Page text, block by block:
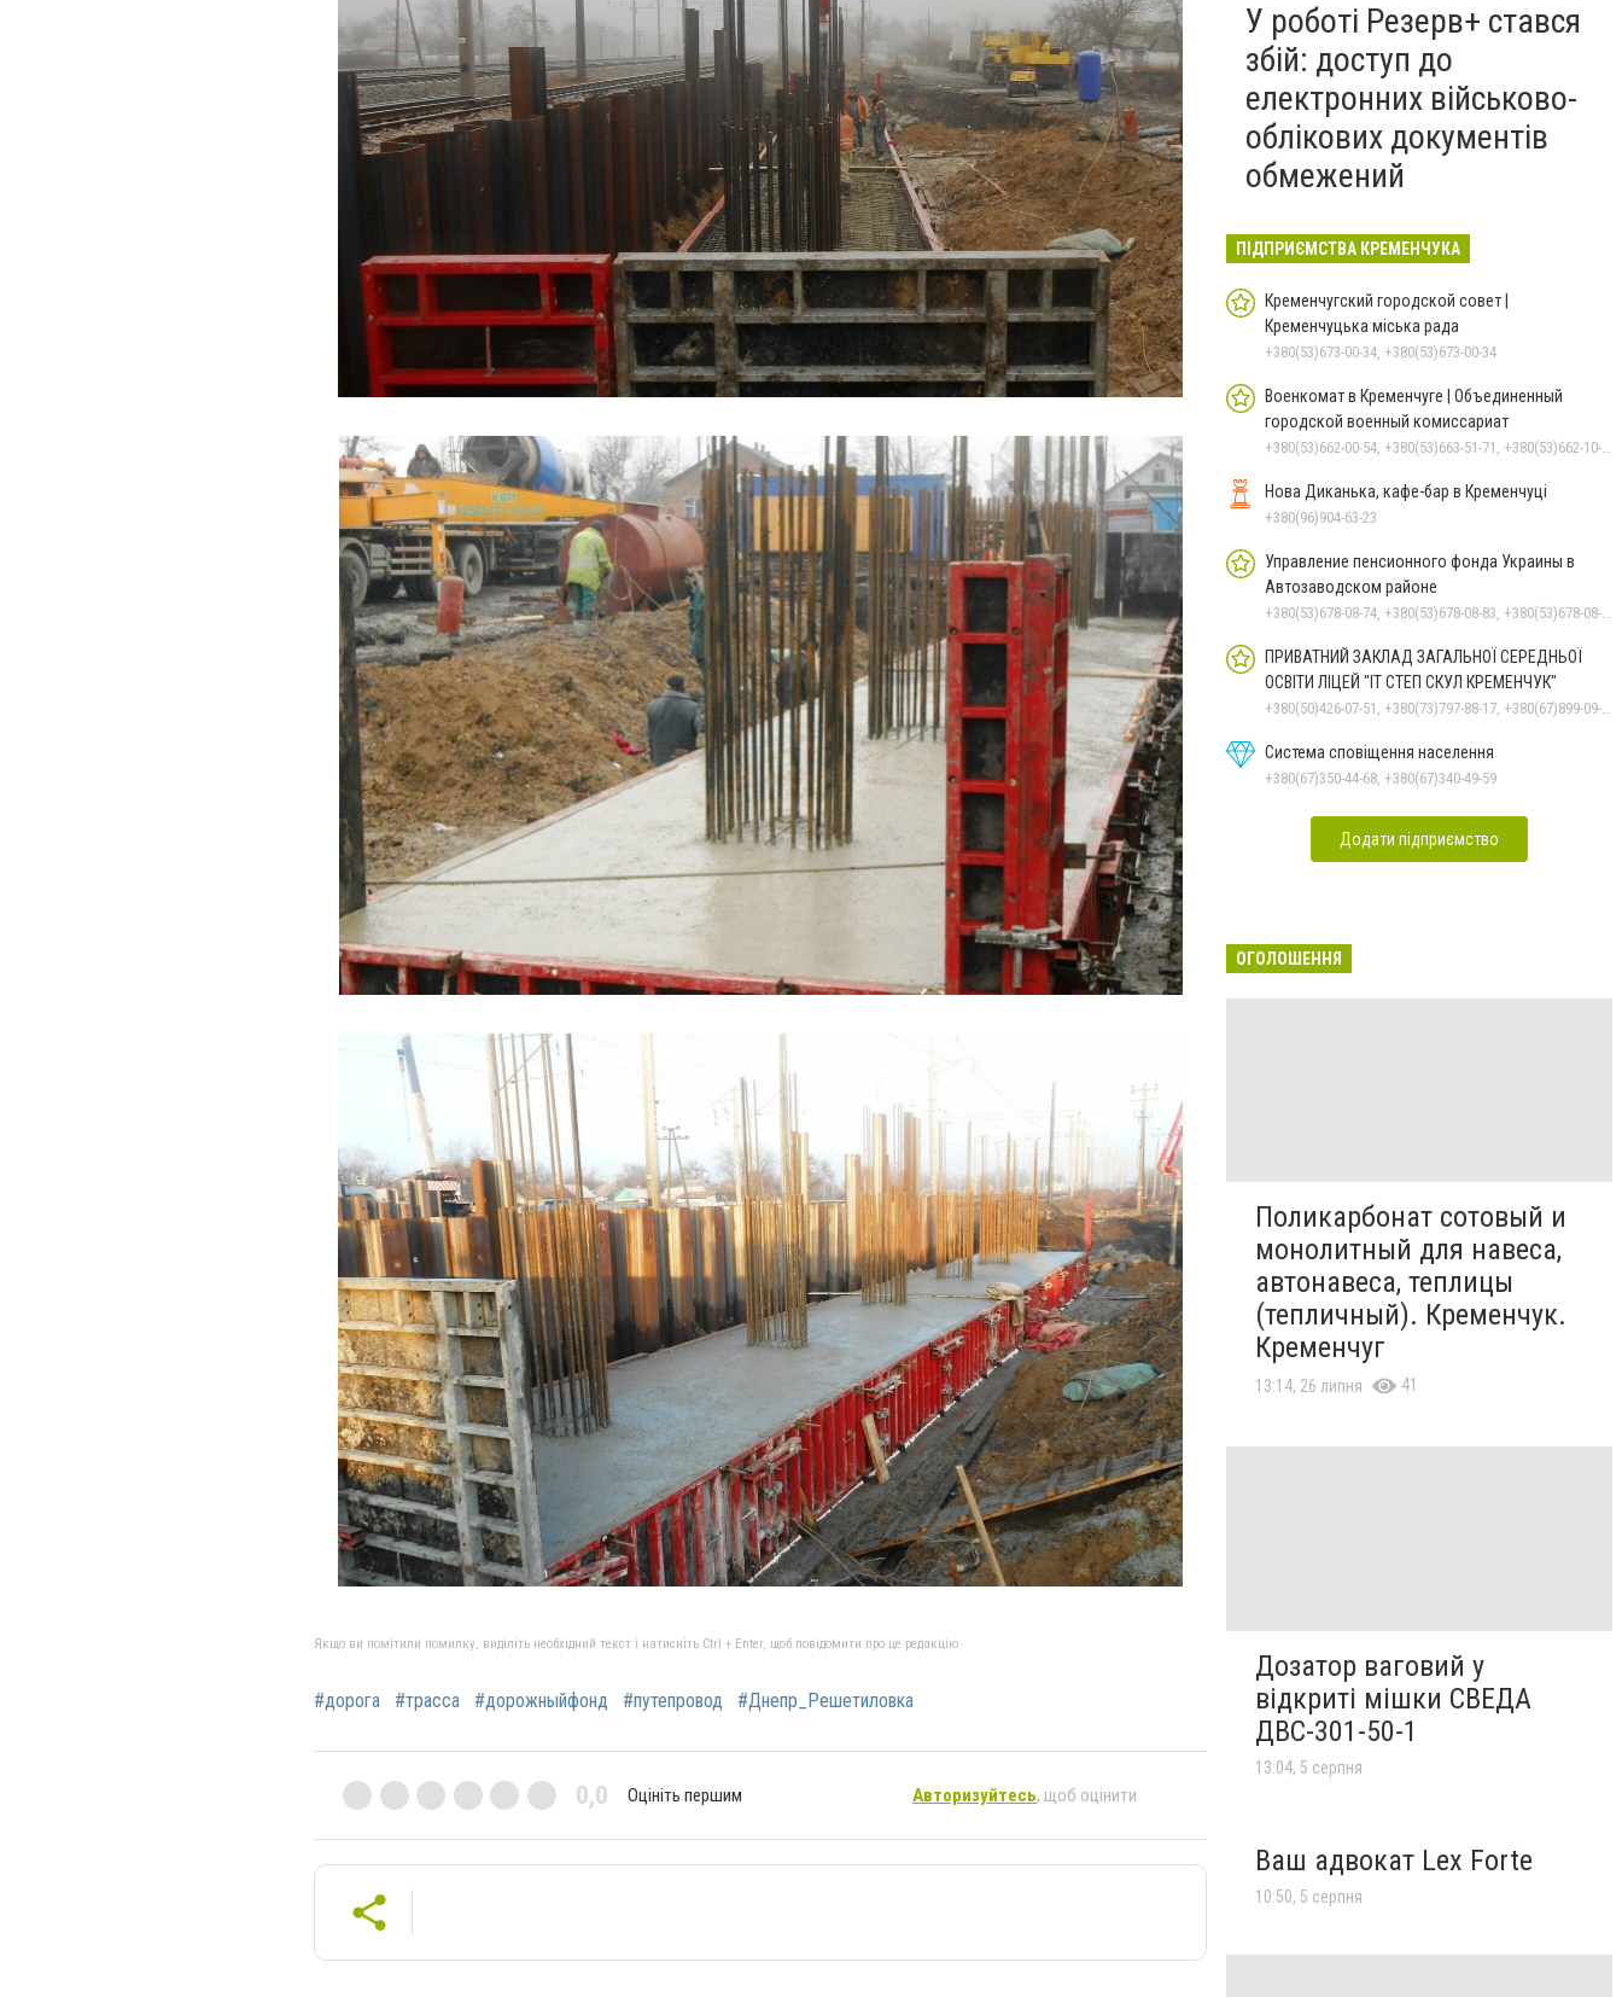
Якщо ви помітили помилку, виділіть необхідний текст і натисніть Ctrl + Enter, щоб повідомити про це редакцію
#дорога #трасса #дорожныйфонд #путепровод #Днепр_Решетиловка
0,0 Оцініть першим Авторизуйтесь, щоб оцінити
У роботі Резерв+ стався
збій: доступ до
електронних військово-
облікових документів
обмежений
ПІДПРИЄМСТВА КРЕМЕНЧУКА
Кременчугский городской совет |
Кременчуцька міська рада
+380(53)673-00-34, +380(53)673-00-34
Военкомат в Кременчуге | Объединенный
городской военный комиссариат
+380(53)662-00-54, +380(53)663-51-71, +380(53)662-10-35
Нова Диканька, кафе-бар в Кременчуці
+380(96)904-63-23
Управление пенсионного фонда Украины в
Автозаводском районе
+380(53)678-08-74, +380(53)678-08-83, +380(53)678-08-41, +380(53)678-08-86, +380(53)678-09-05
ПРИВАТНИЙ ЗАКЛАД ЗАГАЛЬНОЇ СЕРЕДНЬОЇ
ОСВІТИ ЛІЦЕЙ "ІТ СТЕП СКУЛ КРЕМЕНЧУК"
+380(50)426-07-51, +380(73)797-88-17, +380(67)899-09-16
Система сповіщення населення
+380(67)350-44-68, +380(67)340-49-59
Додати підприємство
ОГОЛОШЕННЯ
Поликарбонат сотовый и
монолитный для навеса,
автонавеса, теплицы
(тепличный). Кременчук.
Кременчуг
13:14, 26 липня 41
Дозатор ваговий у
відкриті мішки СВЕДА
ДВС-301-50-1
13:04, 5 серпня
Ваш адвокат Lex Forte
10:50, 5 серпня